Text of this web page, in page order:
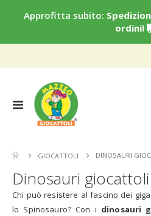
Approfitta subito:
ordini!
Toggle
Nav
GIOCATTOLI DINOSAURI
Dinosauri giocattoli
Chi può resistere al fascino dei
lo Spinosauro? Con i dinosauri